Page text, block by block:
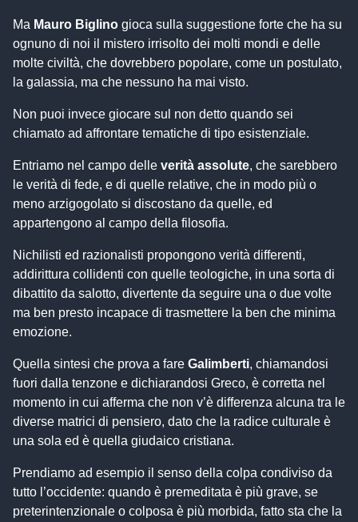
Ma Mauro Biglino gioca sulla suggestione forte che ha su
ognuno di noi il mistero irrisolto dei molti mondi e delle
molte civiltà, che dovrebbero popolare, come un postulato,
la galassia, ma che nessuno ha mai visto.
Non puoi invece giocare sul non detto quando sei
chiamato ad affrontare tematiche di tipo esistenziale.
Entriamo nel campo delle verità assolute, che sarebbero
le verità di fede, e di quelle relative, che in modo più o
meno arzigogolato si discostano da quelle, ed
appartengono al campo della filosofia.
Nichilisti ed razionalisti propongono verità differenti,
addirittura collidenti con quelle teologiche, in una sorta di
dibattito da salotto, divertente da seguire una o due volte
ma ben presto incapace di trasmettere la ben che minima
emozione.
Quella sintesi che prova a fare Galimberti, chiamandosi
fuori dalla tenzone e dichiarandosi Greco, è corretta nel
momento in cui afferma che non v’è differenza alcuna tra le
diverse matrici di pensiero, dato che la radice culturale è
una sola ed è quella giudaico cristiana.
Prendiamo ad esempio il senso della colpa condiviso da
tutto l’occidente: quando è premeditata è più grave, se
preterintenzionale o colposa è più morbida, fatto sta che la